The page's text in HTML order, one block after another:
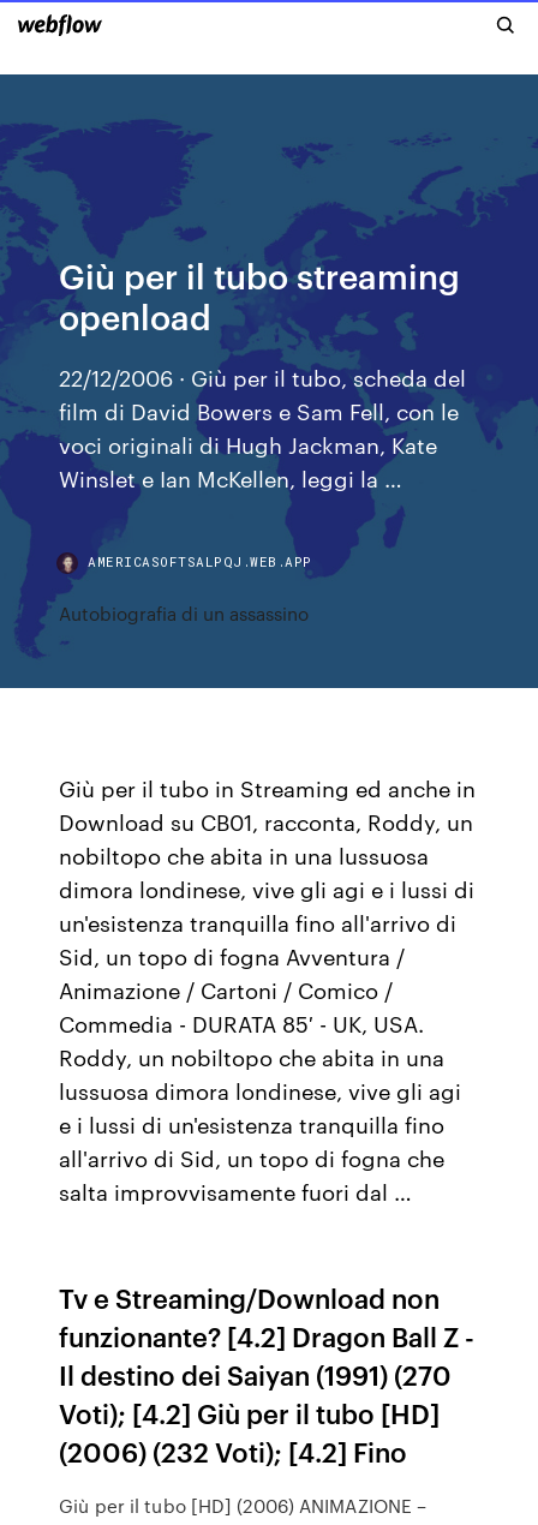
Giù per il tubo streaming
openload
22/12/2006 · Giù per il tubo, scheda del
film di David Bowers e Sam Fell, con le
voci originali di Hugh Jackman, Kate
Winslet e Ian McKellen, leggi la …
AMERICASOFTSALPQJ.WEB.APP
Autobiografia di un assassino
Giù per il tubo in Streaming ed anche in
Download su CB01, racconta, Roddy, un
nobiltopo che abita in una lussuosa
dimora londinese, vive gli agi e i lussi di
un'esistenza tranquilla fino all'arrivo di
Sid, un topo di fogna Avventura /
Animazione / Cartoni / Comico /
Commedia - DURATA 85′ - UK, USA.
Roddy, un nobiltopo che abita in una
lussuosa dimora londinese, vive gli agi
e i lussi di un'esistenza tranquilla fino
all'arrivo di Sid, un topo di fogna che
salta improvvisamente fuori dal …
Tv e Streaming/Download non
funzionante? [4.2] Dragon Ball Z -
Il destino dei Saiyan (1991) (270
Voti); [4.2] Giù per il tubo [HD]
(2006) (232 Voti); [4.2] Fino
Giù per il tubo [HD] (2006) ANIMAZIONE –